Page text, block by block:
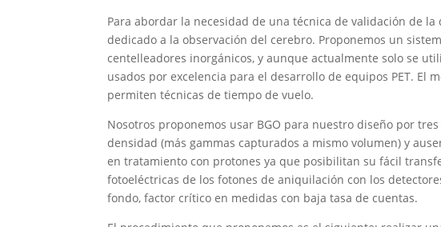
Para abordar la necesidad de una técnica de validación de
dedicado a la observación del cerebro. Proponemos un
centelleadores inorgánicos, y aunque actualmente solo se
usados por excelencia para el desarrollo de equipos PET. El
permiten técnicas de tiempo de vuelo.
Nosotros proponemos usar BGO para nuestro diseño por
densidad (más gammas capturados a mismo volumen) y
en tratamiento con protones ya que posibilitan su fácil
fotoeléctricas de los fotones de aniquilación con los
fondo, factor crítico en medidas con baja tasa de cuentas.